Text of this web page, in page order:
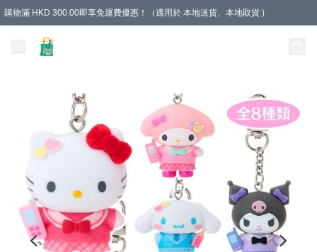
購物滿 HKD 300.00即享免運費優惠！（適用於 本地送貨、本地取貨 )